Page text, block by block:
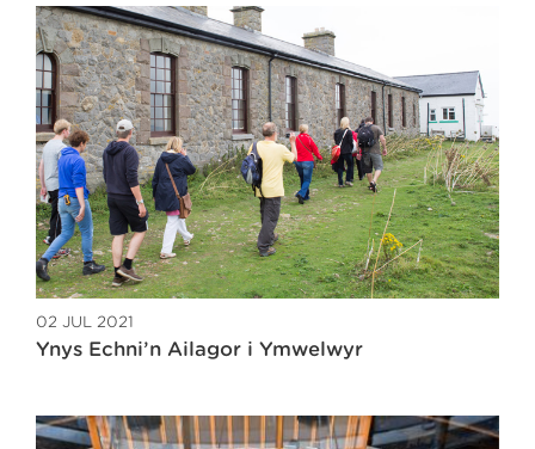
02 JUL 2021
Ynys Echni’n Ailagor i Ymwelwyr